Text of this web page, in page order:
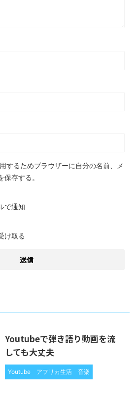
するためブラウザーに自分の名前、メ
存する。
で通知
け取る
Youtubeで弾き語り動画を流
しても大丈夫
Youtube アフリカ生活 音楽